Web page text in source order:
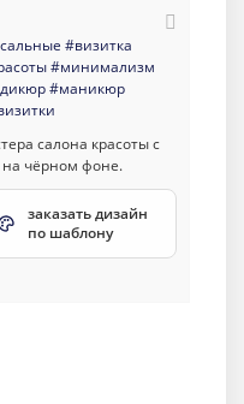
#визитка
#минимализм
#маникюр
заказать дизайн
по шаблону